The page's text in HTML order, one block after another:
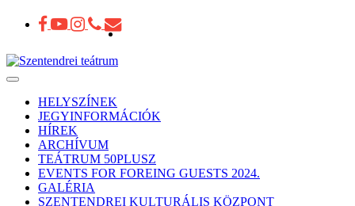
Toggle
navigationHELYSZÍNEK
JEGYINFORMÁCIÓK
HÍREK
ARCHÍVUM
TEÁTRUM 50PLUSZ
EVENTS FOR FOREING GUESTS 2024.
GALÉRIA
SZENTENDREI KULTURÁLIS KÖZPONT